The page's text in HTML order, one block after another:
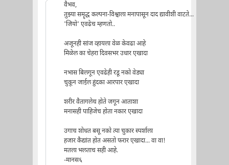
वैभव,
तुझ्या समॄद्ध कल्पना-विश्वाला मनापासून दाद द्यावीशी वाटते...
'जियो' एवढेच म्हणतो..
अजूनही सांज व्हायला वेळ केवढा आहे
मिळेल का चेहरा दिवसभर उधार एखादा
नभास बिलगून एवढेही रडू नको वेड्या
चुकून जाईल हुंदका आरपार एखादा
शरीर वैतागलेच होते जगून आताशा
मनासही पाहिजेच होता नकार एखादा
उगाच शोधत बसू नको त्या चुकार स्पर्शाला
हजार कैद्यांत होत असतो फरार एखादा... वा वा!
मतला भलताच सही आहे.
-मानस६